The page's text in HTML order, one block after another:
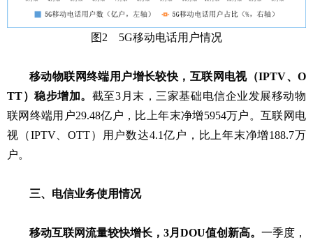
图2 5G移动电话用户情况
移动物联网终端用户增长较快，互联网电视（IPTV、O
TT）稳步增加。 截至3月末，三家基础电信企业发展移动物
联网终端用户29.48亿户，比上年末净增5954万户。互联网电
视（IPTV、OTT）用户数达4.1亿户，比上年末净增188.7万
户。
三、电信业务使用情况
移动互联网流量较快增长，3月DOU值创新高。 一季度，